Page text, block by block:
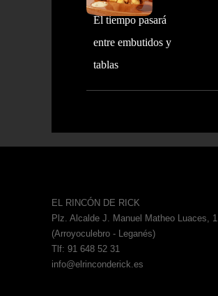
El tiempo pasará
entre embutidos y
tablas
EL RINCÓN DE RICK
Plz. Alcalde J. Manuel Matheo Luaces, 1
(Arroyoculebro - Leganés)
Tlf: 91 648 52 31
info@elrinconderick.es